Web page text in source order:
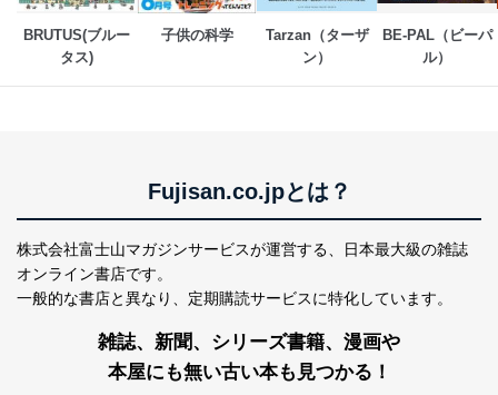
事務の遂行に支障を及ぼすおそれがあるとき
④開示対象個人情報の利用目的が明らかな場合
個人情報は「マイページ」にログインしていただくこと
で、訂正、追加、変更を行っていただくことが出来ま
す。マイページをご利用いただけない方、その他の方に
つきましては、下記Aをご覧ください。 また、ご登録い
ただいた個人情報のうち、市町村などの名称および郵便
番号、金融機関の名称あるいはクレジットカードの有効
期限など、商品のお届けやご請求を行う上で支障がある
情報に変更があった場合には、当社が登録情報を変更さ
せていただく場合があります。
A.開示等の求めの申し出先、提出していただく書面等
BRUTUS(ブルー
タス)
子供の科学
Tarzan（ターザ
ン）
BE-PAL（ビーパ
ル）
Fujisan.co.jpとは？
株式会社富士山マガジンサービスが運営する、
日本最大級の雑誌
オンライン書店です。
一般的な書店と異なり、 定期購読サービスに特化しています。
雑誌、新聞、シリーズ書籍、漫画や
本屋にも無い古い本も見つかる！